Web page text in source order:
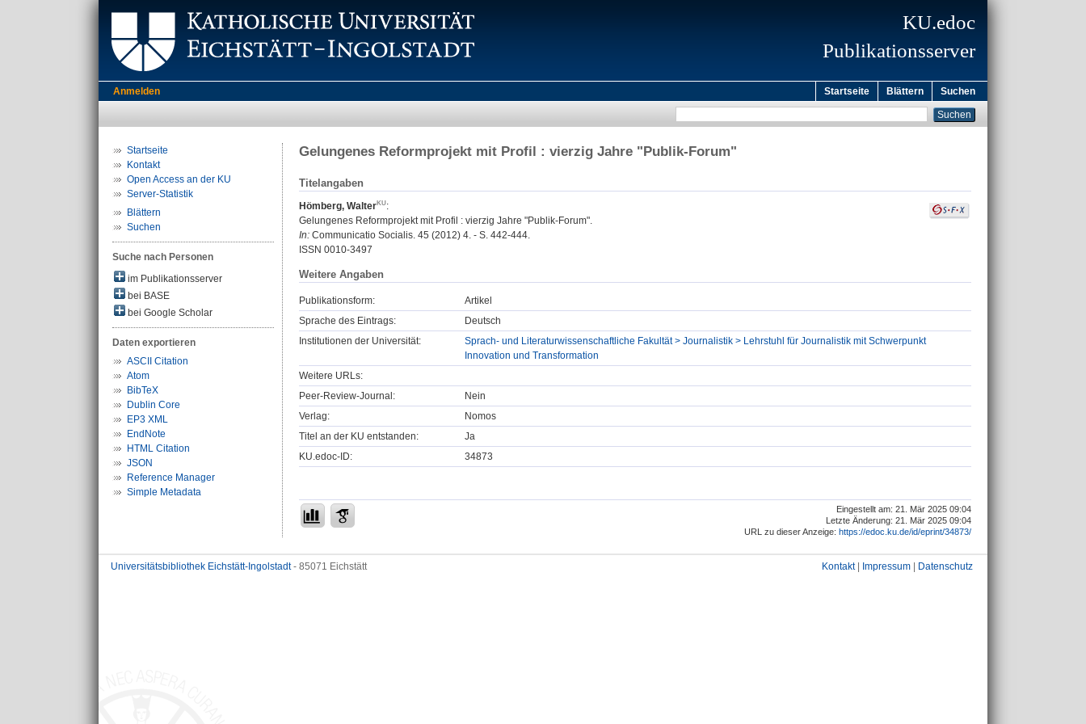
KU.edoc
Publikationsserver
Anmelden Startseite Blättern Suchen
Startseite
Kontakt
Open Access an der KU
Server-Statistik
Blättern
Suchen
Suche nach Personen
im Publikationsserver
bei BASE
bei Google Scholar
Daten exportieren
ASCII Citation
Atom
BibTeX
Dublin Core
EP3 XML
EndNote
HTML Citation
JSON
Reference Manager
Simple Metadata
Gelungenes Reformprojekt mit Profil : vierzig Jahre "Publik-Forum"
Titelangaben
Hömberg, Walter
:
Gelungenes Reformprojekt mit Profil : vierzig Jahre "Publik-Forum".
In: Communicatio Socialis. 45 (2012) 4. - S. 442-444.
ISSN 0010-3497
Weitere Angaben
Publikationsform:
Artikel
Sprache des Eintrags:
Deutsch
Institutionen der Universität:
Sprach- und Literaturwissenschaftliche Fakultät > Journalistik > Lehrstuhl für Journalistik mit Schwerpunkt
Innovation und Transformation
Weitere URLs:
Peer-Review-Journal:
Nein
Verlag:
Nomos
Titel an der KU entstanden:
Ja
KU.edoc-ID:
34873
Eingestellt am: 21. Mär 2025 09:04
Letzte Änderung: 21. Mär 2025 09:04
URL zu dieser Anzeige: https://edoc.ku.de/id/eprint/34873/
Universitätsbibliothek Eichstätt-Ingolstadt- 85071 Eichstätt Kontakt| Impressum Datenschutz